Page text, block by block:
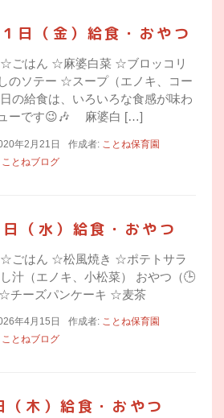
日（金）給食・おやつ
ごはん ☆麻婆白菜 ☆ブロッコリ
のソテー ☆スープ（エノキ、コー
の給食は、いろいろな食感が味わ
ーです😉🎶 麻婆白 […]
年2月21日 作成者: ことね保育園
ことねブログ
（水）給食・おやつ
☆ごはん ☆松風焼き ☆ポテトサラ
汁（エノキ、小松菜） おやつ（🕒
☆チーズパンケーキ ☆麦茶
年4月15日 作成者: ことね保育園
ことねブログ
木）給食・おやつ